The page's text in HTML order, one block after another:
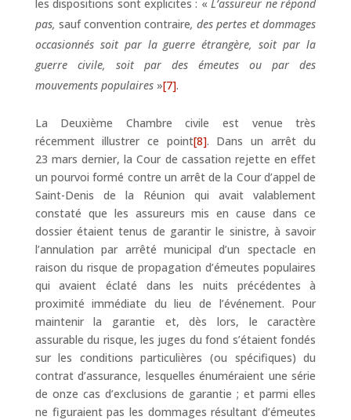
les dispositions sont explicites : «L’assureur ne répond
pas, sauf convention contraire, des pertes et dommages
occasionnés soit par la guerre étrangère, soit par la
guerre civile, soit par des émeutes ou par des
mouvements populaires»[7].
La Deuxième Chambre civile est venue très
récemment illustrer ce point[8]. Dans un arrêt du
23 mars dernier, la Cour de cassation rejette en effet
un pourvoi formé contre un arrêt de la Cour d’appel de
Saint-Denis de la Réunion qui avait valablement
constaté que les assureurs mis en cause dans ce
dossier étaient tenus de garantir le sinistre, à savoir
l’annulation par arrêté municipal d’un spectacle en
raison du risque de propagation d’émeutes populaires
qui avaient éclaté dans les nuits précédentes à
proximité immédiate du lieu de l’événement. Pour
maintenir la garantie et, dès lors, le caractère
assurable du risque, les juges du fond s’étaient fondés
sur les conditions particulières (ou spécifiques) du
contrat d’assurance, lesquelles énuméraient une série
de onze cas d’exclusions de garantie ; et parmi elles
ne figuraient pas les dommages résultant d’émeutes